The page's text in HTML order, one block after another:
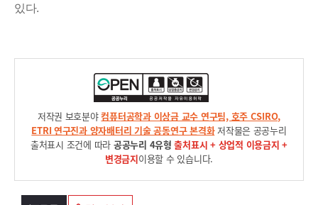
있다.
저작권 보호분야컴퓨터공학과 이상금 교수 연구팀, 호주 CSIRO,
ETRI 연구진과 양자배터리 기술 공동연구 본격화저작물은 공공누리
출처표시 조건에 따라 공공누리 4유형 출처표시 + 상업적 이용금지 +
변경금지이용할 수 있습니다.